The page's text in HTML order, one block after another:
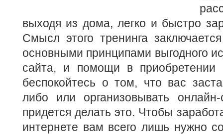
выходя из дома, легко и быстро
Смысл этого тренинга
основными принципами выгодного
сайта, и помощи в приобретении
беспокойтесь о том, что вас
либо или организовывать
придется делать это. Чтобы
интернете вам всего лишь нужно